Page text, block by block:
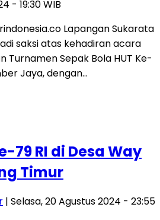
- 19:30 WIB
Lapangan Sukarata
saksi atas kehadiran acara
Turnamen Sepak Bola HUT Ke-
Jaya, dengan…
79 RI di Desa Way
Timur
| Selasa, 20 Agustus 2024 - 23:55